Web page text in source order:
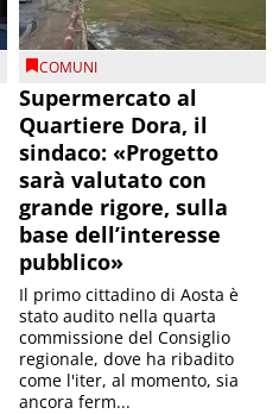
COMUNI
Supermercato al
Quartiere Dora, il
sindaco: «Progetto
sarà valutato con
grande rigore, sulla
base dell’interesse
pubblico»
Il primo cittadino di Aosta è
stato audito nella quarta
commissione del Consiglio
regionale, dove ha ribadito
come l'iter, al momento, sia
ancora ferm...